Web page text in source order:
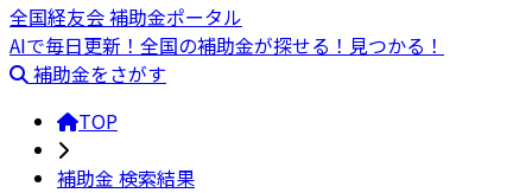
全国経友会 補助金ポータル
AIで毎日更新！全国の補助金が探せる！見つかる！
補助金をさがす
TOP
補助金 検索結果